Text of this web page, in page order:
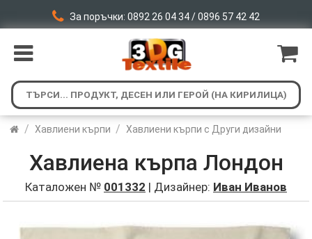
За поръчки: 0892 26 04 34 / 0896 57 42 42
/ Хавлиени кърпи / Хавлиени кърпи с Други дизайни
Хавлиена кърпа Лондон
Каталожен № 001332 | Дизайнер: Иван Иванов